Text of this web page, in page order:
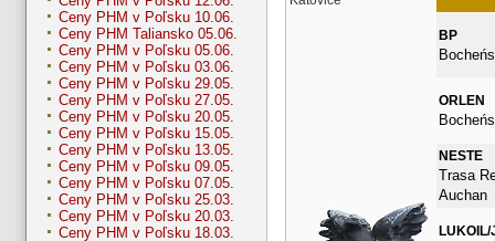
Ceny PHM v Poľsku 10.06.
Ceny PHM Taliansko 05.06.
Ceny PHM v Poľsku 05.06.
Ceny PHM v Poľsku 03.06.
Ceny PHM v Poľsku 29.05.
Ceny PHM v Poľsku 27.05.
Ceny PHM v Poľsku 20.05.
Ceny PHM v Poľsku 15.05.
Ceny PHM v Poľsku 13.05.
Ceny PHM v Poľsku 09.05.
Ceny PHM v Poľsku 07.05.
Ceny PHM v Poľsku 25.03.
Ceny PHM v Poľsku 20.03.
Ceny PHM v Poľsku 18.03.
BP
ORLEN
NESTE
Trasa
Auchan
LUKOIL/